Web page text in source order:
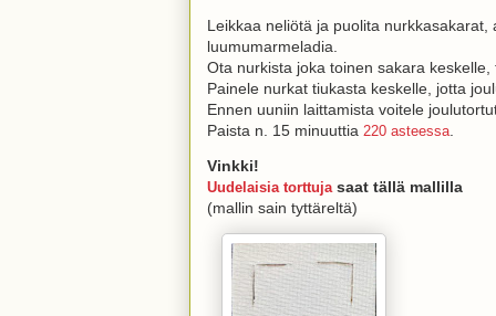
Leikkaa neliötä ja puolita nurkkasakarat,
luumumarmeladia.
Ota nurkista joka toinen sakara
Painele nurkat tiukasta keskelle, jotta
Ennen uuniin laittamista voitele
Paista n. 15 minuuttia 220 asteessa
Vinkki!
Uudelaisia torttuja saat tällä mallilla
(mallin sain tyttäreltä)